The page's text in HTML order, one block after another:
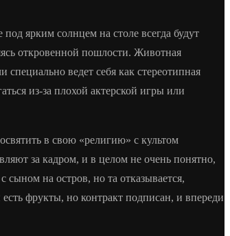
ярким солнцем на столе всегда будут
откровенной пошлости. Животная
ведет себя как стереотипная
из-за плохой актерской игры или
в свою «религию» с культом
за кадром, и в целом не очень понятно,
сыном на остров, но та отказывается,
фрукты, но контракт подписан, и впереди